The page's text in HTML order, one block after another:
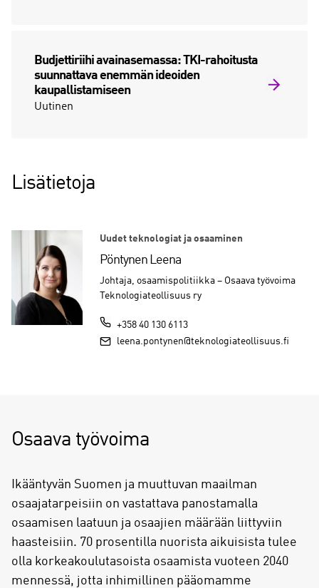
Budjettiriihi avainasemassa: TKI-rahoitusta
suunnattava enemmän ideoiden
kaupallistamiseen
Uutinen
Lisätietoja
Uudet teknologiat ja osaaminen
Pöntynen Leena
Johtaja, osaamispolitiikka – Osaava työvoima
Teknologiateollisuus ry
+358 40 130 6113
leena.pontynen@teknologiateollisuus.fi
Osaava työvoima
Ikääntyvän Suomen ja muuttuvan maailman
osaajatarpeisiin on vastattava panostamalla
osaamisen laatuun ja osaajien määrään liittyviin
haasteisiin. 70 prosentilla nuorista aikuisista tulee
olla korkeakoulutasoista osaamista vuoteen 2040
mennessä, jotta inhimillinen pääomamme